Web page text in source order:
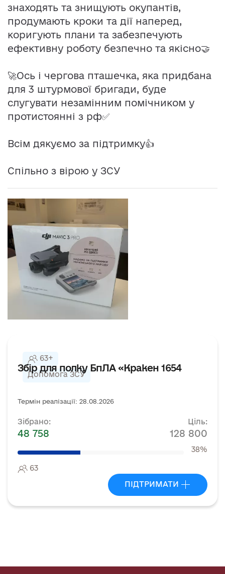
знаходять та знищують окупантів,
продумають кроки та дії наперед,
коригують плани та забезпечують
ефективну роботу безпечно та якісно🤝
🚀Ось і чергова пташечка, яка придбана
для 3 штурмової бригади, буде
слугувати незамінним помічником у
протистоянні з рф✅
Всім дякуємо за підтримку👍
Спільно з вірою у ЗСУ
63+
Допомога ЗСУ
Збір для полку БпЛА «Кракен 1654
Термін реалізації: 28.08.2026
Зібрано:
48 758
Ціль:
128 800
38%
63
ПІДТРИМАТИ